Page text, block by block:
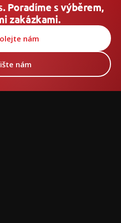
Poradíme s výběrem,
zakázkami.
nám
nám